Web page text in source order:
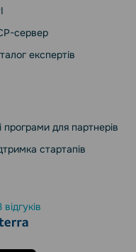
сервер
експертів
програми для партнерів
стартапів